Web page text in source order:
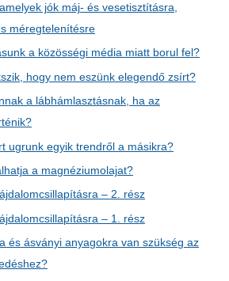
jók máj- és vesetisztításra,
méregtelenítésre
a közösségi média miatt borul fel?
hogy nem eszünk elegendő zsírt?
a lábhámlasztásnak, ha az
ugrunk egyik trendről a másikra?
a magnéziumolajat?
– 2. rész
– 1. rész
és ásványi anyagokra van szükség az